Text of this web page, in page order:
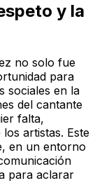
y la
no solo fue
para
sociales en la
del cantante
falta,
artistas. Este
en un entorno
para aclarar